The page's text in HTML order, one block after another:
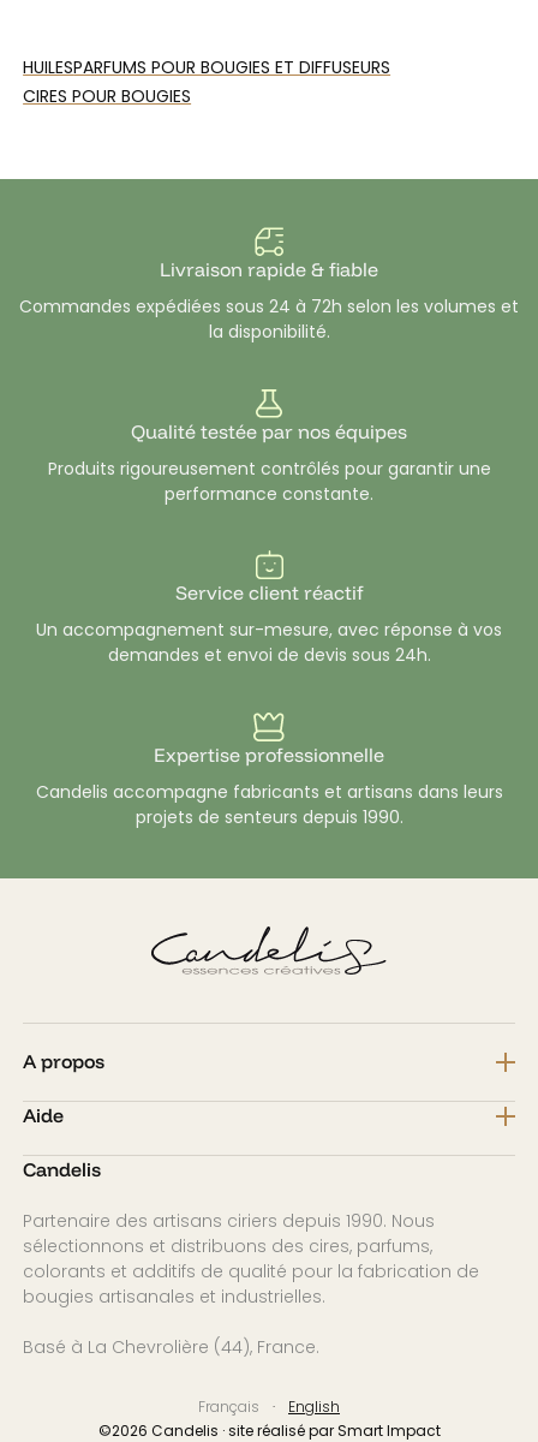
HUILESPARFUMS POUR BOUGIES ET DIFFUSEURS
CIRES POUR BOUGIES
Livraison rapide & fiable
Commandes expédiées sous 24 à 72h selon les volumes et
la disponibilité.
Qualité testée par nos équipes
Produits rigoureusement contrôlés pour garantir une
performance constante.
Service client réactif
Un accompagnement sur-mesure, avec réponse à vos
demandes et envoi de devis sous 24h.
Expertise professionnelle
Candelis accompagne fabricants et artisans dans leurs
projets de senteurs depuis 1990.
A propos
Aide
Candelis
Partenaire des artisans ciriers depuis 1990. Nous
sélectionnons et distribuons des cires, parfums,
colorants et additifs de qualité pour la fabrication de
bougies artisanales et industrielles.
Basé à La Chevrolière (44), France.
Français
English
©2026 Candelis · site réalisé par Smart Impact